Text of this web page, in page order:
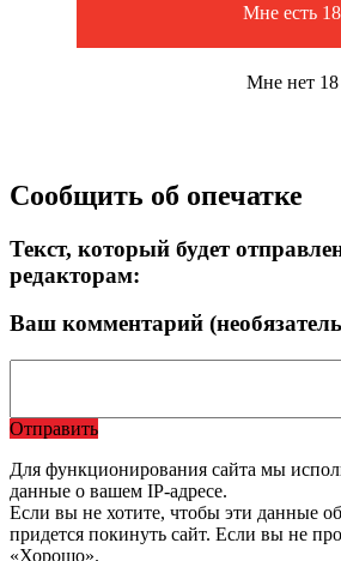
Мне есть 18
Мне нет 18
Сообщить об опечатке
Текст, который будет
редакторам:
Ваш комментарий
Отправить
Для функционирования сайта мы
данные о вашем IP-адресе.
Если вы не хотите, чтобы эти данные
придется покинуть сайт. Если вы не
«Хорошо».